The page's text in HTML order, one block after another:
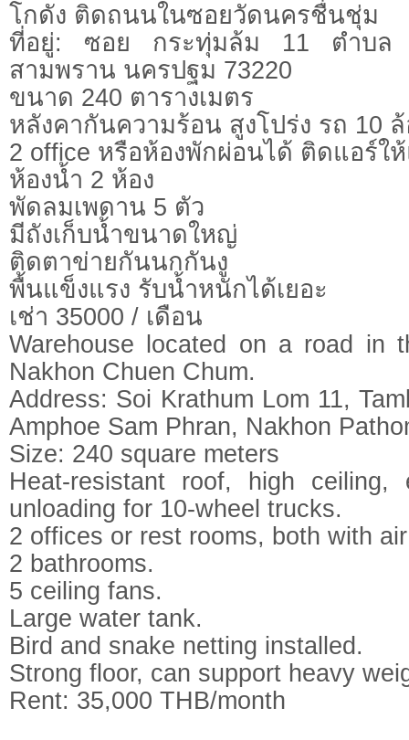
โกดัง ติดถนนในซอยวัดนครชื่นชุ่ม
ที่อยู่: ซอย กระทุ่มล้ม 11 ตำบล
สามพราน นครปฐม 73220
ขนาด 240 ตารางเมตร
หลังคากันความร้อน สูงโปร่ง รถ 10
2 office หรือห้องพักผ่อนได้ ติดแอร์ใ
ห้องน้ำ 2 ห้อง
พัดลมเพดาน 5 ตัว
มีถังเก็บน้ำขนาดใหญ่
ติดตาข่ายกันนกกันงู
พื้นแข็งแรง รับน้ำหนักได้เยอะ
เช่า 35000 / เดือน
Warehouse located on a road in
Nakhon Chuen Chum.
Address: Soi Krathum Lom 11,
Amphoe Sam Phran, Nakhon
Size: 240 square meters
Heat-resistant roof, high ceiling,
unloading for 10-wheel trucks.
2 offices or rest rooms, both with
2 bathrooms.
5 ceiling fans.
Large water tank.
Bird and snake netting installed.
Strong floor, can support heavy
Rent: 35,000 THB/month